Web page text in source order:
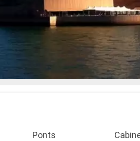
Ponts